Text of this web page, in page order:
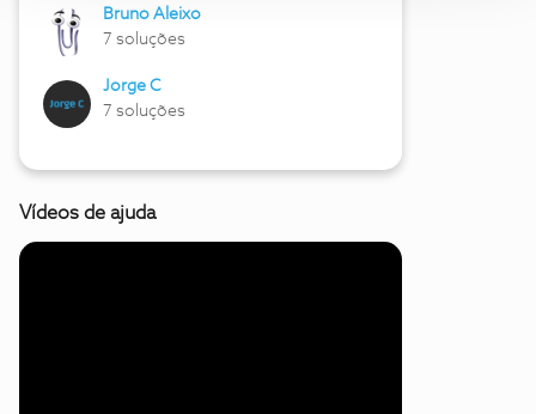
Bruno Aleixo
7 soluções
Jorge C
7 soluções
Vídeos de ajuda